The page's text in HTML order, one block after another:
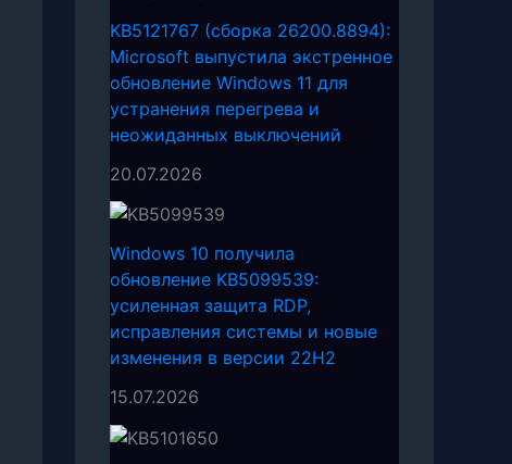
KB5121767 (сборка 26200.8894):
Microsoft выпустила экстренное
обновление Windows 11 для
устранения перегрева и
неожиданных выключений
20.07.2026
Windows 10 получила
обновление KB5099539:
усиленная защита RDP,
исправления системы и новые
изменения в версии 22H2
15.07.2026